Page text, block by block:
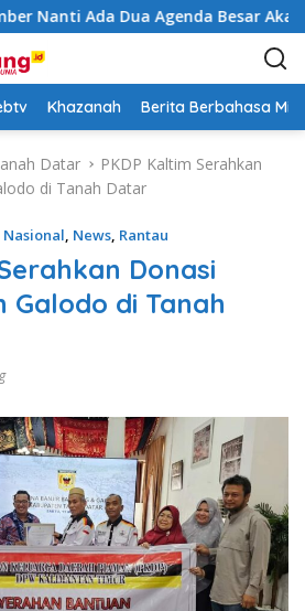
Nanti Ada Dua Agenda Besar Akan
Khazanah Berita Berbahasa
Datar
PKDP Kaltim Serahkan
di Tanah Datar
Nasional, News, Rantau
Donasi
Galodo di Tanah